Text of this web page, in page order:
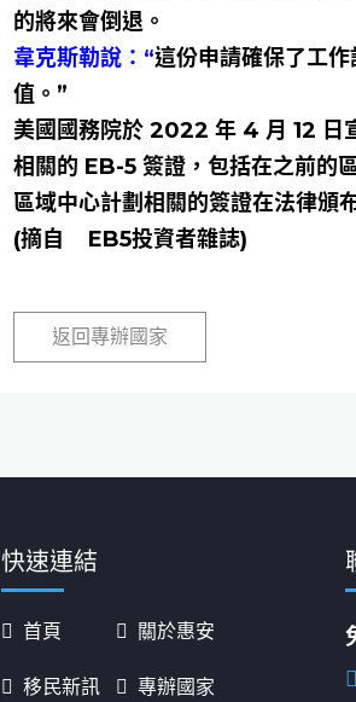
的將來會倒退。
韋克斯勒說：“這份申請確保了工
值。”
美國國務院於 2022 年 4 月 12 日
相關的 EB-5 簽證，包括在之前的
區域中心計劃相關的簽證在法律頒
(摘自 EB5投資者雜誌)
返回專辦國家
快速連結
首頁
移民新訊
關於惠安
專辦國家